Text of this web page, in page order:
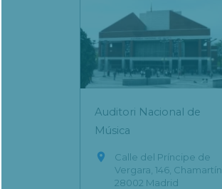
Auditori Nacional de
Música

Calle del Príncipe de
Vergara, 146, Chamartín,
28002 Madrid